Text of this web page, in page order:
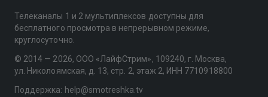
Телеканалы 1 и 2 мультиплексов доступны для
бесплатного просмотра в непрерывном режиме,
круглосуточно.
© 2014 — 2026, ООО «ЛайфСтрим», 109240, г. Москва,
ул. Николоямская, д. 13, стр. 2, этаж 2, ИНН 7710918800
Поддержка: help@smotreshka.tv